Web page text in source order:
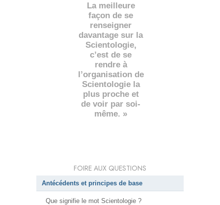
La meilleure
façon de se
renseigner
davantage sur la
Scientologie,
c’est de se
rendre à
l’organisation de
Scientologie la
plus proche et
de voir par soi-
même. »
FOIRE AUX QUESTIONS
Antécédents et principes de base
Que signifie le mot Scientologie ?